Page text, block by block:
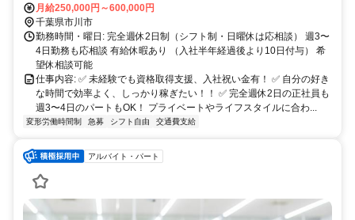
ほど)
月給250,000円～600,000円
千葉県市川市
勤務時間・曜日: 完全週休2日制（シフト制・日曜休は応相談） 週3〜
4日勤務も応相談 有給休暇あり （入社半年経過後より10日付与） 希
望休相談可能
仕事内容: ✅ 未経験でも資格取得支援、入社祝い金有！ ✅ 自分の好き
な時間で効率よく、しっかり稼ぎたい！！ ✅ 完全週休2日の正社員も
週3〜4日のパートもOK！ プライベートやライフスタイルに合わ...
変形労働時間制 急募 シフト自由 交通費支給
アルバイト・パート